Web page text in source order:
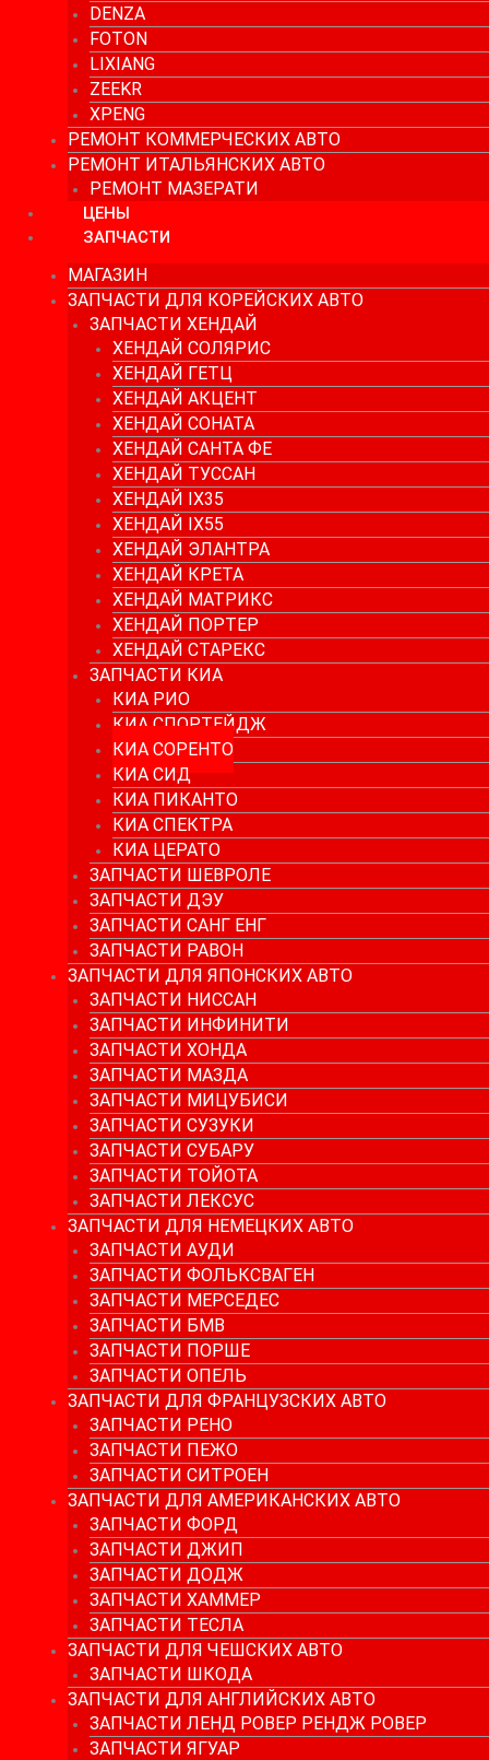
DENZA
FOTON
LIXIANG
ZEEKR
XPENG
РЕМОНТ КОММЕРЧЕСКИХ АВТО
РЕМОНТ ИТАЛЬЯНСКИХ АВТО
РЕМОНТ МАЗЕРАТИ
ЦЕНЫ
ЗАПЧАСТИ
МАГАЗИН
ЗАПЧАСТИ ДЛЯ КОРЕЙСКИХ АВТО
ЗАПЧАСТИ ХЕНДАЙ
ХЕНДАЙ СОЛЯРИС
ХЕНДАЙ ГЕТЦ
ХЕНДАЙ АКЦЕНТ
ХЕНДАЙ СОНАТА
ХЕНДАЙ САНТА ФЕ
ХЕНДАЙ ТУССАН
ХЕНДАЙ IX35
ХЕНДАЙ IX55
ХЕНДАЙ ЭЛАНТРА
ХЕНДАЙ КРЕТА
ХЕНДАЙ МАТРИКС
ХЕНДАЙ ПОРТЕР
ХЕНДАЙ СТАРЕКС
ЗАПЧАСТИ КИА
КИА РИО
КИА СПОРТЕЙДЖ
КИА СОРЕНТО
КИА СИД
КИА ПИКАНТО
КИА СПЕКТРА
КИА ЦЕРАТО
ЗАПЧАСТИ ШЕВРОЛЕ
ЗАПЧАСТИ ДЭУ
ЗАПЧАСТИ САНГ ЕНГ
ЗАПЧАСТИ РАВОН
ЗАПЧАСТИ ДЛЯ ЯПОНСКИХ АВТО
ЗАПЧАСТИ НИССАН
ЗАПЧАСТИ ИНФИНИТИ
ЗАПЧАСТИ ХОНДА
ЗАПЧАСТИ МАЗДА
ЗАПЧАСТИ МИЦУБИСИ
ЗАПЧАСТИ СУЗУКИ
ЗАПЧАСТИ СУБАРУ
ЗАПЧАСТИ ТОЙОТА
ЗАПЧАСТИ ЛЕКСУС
ЗАПЧАСТИ ДЛЯ НЕМЕЦКИХ АВТО
ЗАПЧАСТИ АУДИ
ЗАПЧАСТИ ФОЛЬКСВАГЕН
ЗАПЧАСТИ МЕРСЕДЕС
ЗАПЧАСТИ БМВ
ЗАПЧАСТИ ПОРШЕ
ЗАПЧАСТИ ОПЕЛЬ
ЗАПЧАСТИ ДЛЯ ФРАНЦУЗСКИХ АВТО
ЗАПЧАСТИ РЕНО
ЗАПЧАСТИ ПЕЖО
ЗАПЧАСТИ СИТРОЕН
ЗАПЧАСТИ ДЛЯ АМЕРИКАНСКИХ АВТО
ЗАПЧАСТИ ФОРД
ЗАПЧАСТИ ДЖИП
ЗАПЧАСТИ ДОДЖ
ЗАПЧАСТИ ХАММЕР
ЗАПЧАСТИ ТЕСЛА
ЗАПЧАСТИ ДЛЯ ЧЕШСКИХ АВТО
ЗАПЧАСТИ ШКОДА
ЗАПЧАСТИ ДЛЯ АНГЛИЙСКИХ АВТО
ЗАПЧАСТИ ЛЕНД РОВЕР РЕНДЖ РОВЕР
ЗАПЧАСТИ ЯГУАР